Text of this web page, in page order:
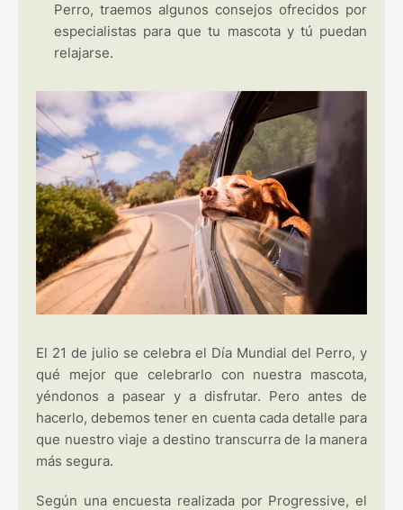
Perro, traemos algunos consejos ofrecidos por
especialistas para que tu mascota y tú puedan
relajarse.
El 21 de julio se celebra el Día Mundial del Perro, y
qué mejor que celebrarlo con nuestra mascota,
yéndonos a pasear y a disfrutar. Pero antes de
hacerlo, debemos tener en cuenta cada detalle para
que nuestro viaje a destino transcurra de la manera
más segura.
Según una encuesta realizada por Progressive, el